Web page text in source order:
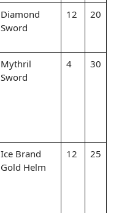
Diamond
Sword
12 20
Mythril
Sword
4 30
Ice Brand
Gold Helm
12 25